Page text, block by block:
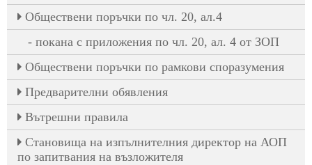
Oбществени поръчки по чл. 20, ал.4
покана с приложения по чл. 20, ал. 4 от ЗОП
Обществени поръчки по рамкови споразумения
Предварителни обявления
Вътрешни правила
Становища на изпълнителния директор на АОП
по запитвания на възложителя